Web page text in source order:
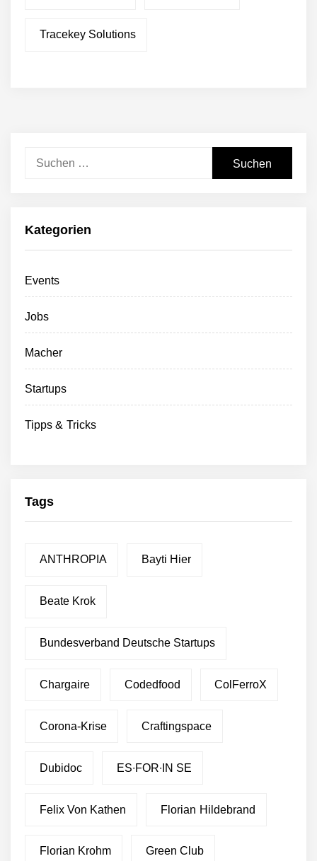
Tracekey Solutions
Kategorien
Events
Jobs
Macher
Startups
Tipps & Tricks
Tags
ANTHROPIA Bayti Hier
Beate Krok
Bundesverband Deutsche Startups
Chargaire Codedfood ColFerroX
Corona-Krise Craftingspace
Dubidoc ES∙FOR∙IN SE
Felix Von Kathen Florian Hildebrand
Florian Krohm Green Club
Investoren ein
Wachstumskapital
aus Palmblättern
Fusion und Rebranding
bp investiert 7,5 Mio. Euro
in den EV-Ladedienstleister
A-Finanzierungsrunde
industrielle CO2
Kohlenstoffdioxid aus der